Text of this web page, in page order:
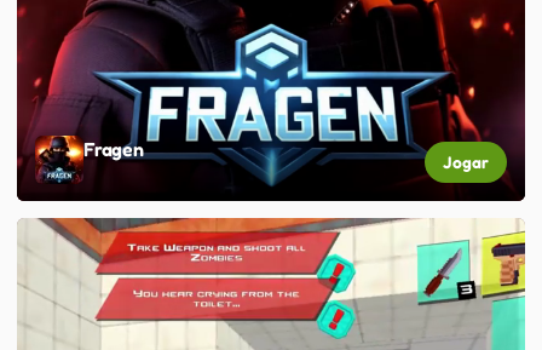
Fragen
Jogar